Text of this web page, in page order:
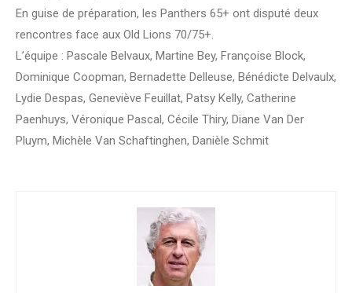
En guise de préparation, les Panthers 65+ ont disputé deux
rencontres face aux Old Lions 70/75+.
L’équipe : Pascale Belvaux, Martine Bey, Françoise Block,
Dominique Coopman, Bernadette Delleuse, Bénédicte Delvaulx,
Lydie Despas, Geneviève Feuillat, Patsy Kelly, Catherine
Paenhuys, Véronique Pascal, Cécile Thiry, Diane Van Der
Pluym, Michèle Van Schaftinghen, Danièle Schmit